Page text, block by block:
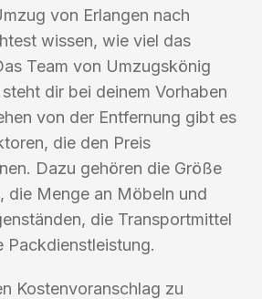
von Erlangen nach
wissen, wie viel das
Team von Umzugskönig
dir bei deinem Vorhaben
von der Entfernung gibt es
die den Preis
Dazu gehören die Größe
die Menge an Möbeln und
die Transportmittel
Packdienstleistung.
Kostenvoranschlag zu